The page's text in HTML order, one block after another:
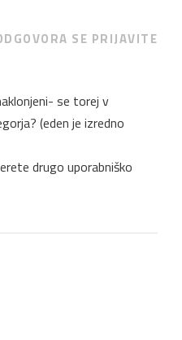
SE PRIJAVITE
se torej v
(eden je izredno
drugo uporabniško